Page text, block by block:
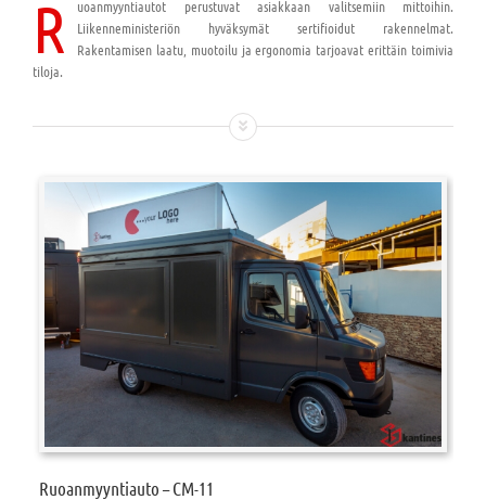
R
uoanmyyntiautot perustuvat asiakkaan valitsemiin mittoihin.
Liikenneministeriön hyväksymät sertifioidut rakennelmat.
Rakentamisen laatu, muotoilu ja ergonomia tarjoavat erittäin toimivia
tiloja.
Ruoanmyyntiauto – CM-11